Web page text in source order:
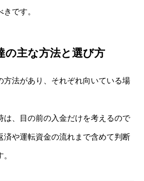
です。
の主な方法と選び方
方法があり、それぞれ向いている場
は、目の前の入金だけを考えるので
済や運転資金の流れまで含めて判断